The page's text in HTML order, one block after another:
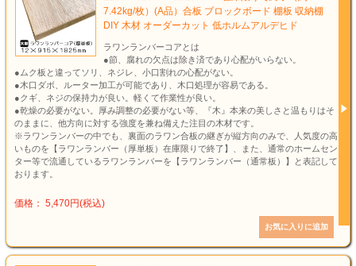
7.42kg/枚）(A品）合板 ブロックボード 棚板 収納棚
DIY 木材 オーダーカット 低ホルムアルデヒド
ラワンランバーコアとは
●節、腐れの欠点は除き済であり心配がいらない。
●ムク板と違ってソリ、ネジレ、小口割れの心配がない。
●木口ダボ、ルーター加工が可能であり、木口処理が容易である。
●クギ、ネジの保持力が良い。軽くて作業性が良い。
●乾燥の必要がない。厚み調整の必要がない等、『木』本来の美しさと温もりはそ
のままに、他方向に対する強度を兼ね備えた注目の木材です。
※ラワンランバーの中でも、裏面のラワン合板の継ぎが縦方向のみで、人気度の高
いものを【ラワンランバー（厚単板）在庫限りで終了】、また、通常のホームセン
ター等で流通しているラワンランバーを【ラワンランバー（通常板）】と表記して
おります。
価格： 5,470円(税込)